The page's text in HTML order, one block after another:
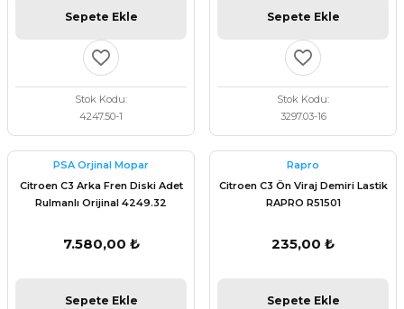
Sepete Ekle
Stok Kodu
4247.50-1
Sepete Ekle
Stok Kodu
3297.03-16
PSA Orjinal Mopar
Citroen C3 Arka Fren Diski Adet
Rulmanlı Orijinal 4249.32
7.580,00 ₺
Sepete Ekle
Rapro
Citroen C3 Ön Viraj Demiri Lastik
RAPRO R51501
235,00 ₺
Sepete Ekle